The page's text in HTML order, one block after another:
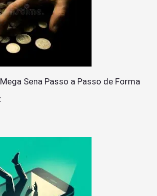
Sena Passo a Passo de Forma